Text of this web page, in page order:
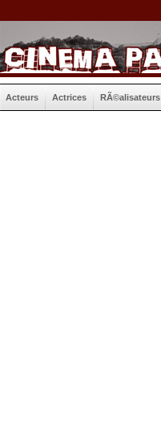
Acteurs Actrices RÃ©alisateurs